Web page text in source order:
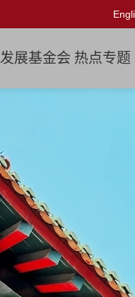
发展基金会 热点专题